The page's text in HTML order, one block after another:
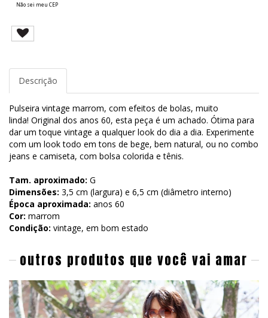
Não sei meu CEP
Descrição
Pulseira vintage marrom, com efeitos de bolas, muito
linda! Original dos anos 60, esta peça é um achado. Ótima para
dar um toque vintage a qualquer look do dia a dia. Experimente
com um look todo em tons de bege, bem natural, ou no combo
jeans e camiseta, com bolsa colorida e tênis.
Tam. aproximado: G
Dimensões: 3,5 cm (largura) e 6,5 cm (diâmetro interno)
Época aproximada: anos 60
Cor: marrom
Condição: vintage, em bom estado
outros produtos que você vai amar